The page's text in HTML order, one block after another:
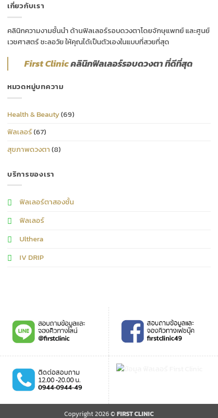
เกี่ยวกับเรา
คลินิกความงามชั้นนำ ด้านฟิลเลอร์รอบดวงตาโดยจักษุแพทย์ และศูนย์
เวชศาสตร์ ชะลอวัย ให้คุณได้เป็นตัวเองในแบบที่สวยที่สุด
First Clinicคลินิกฟิลเลอร์รอบดวงตา ที่ดีที่สุด
หมวดหมู่บทความ
Health & Beauty(69)
ฟิลเลอร์(67)
สุขภาพดวงตา(8)
บริการของเรา
ฟิลเลอร์ตาสองชั้น
ฟิลเลอร์
Ulthera
IV DRIP
Copyright 2026 © FIRST CLINIC